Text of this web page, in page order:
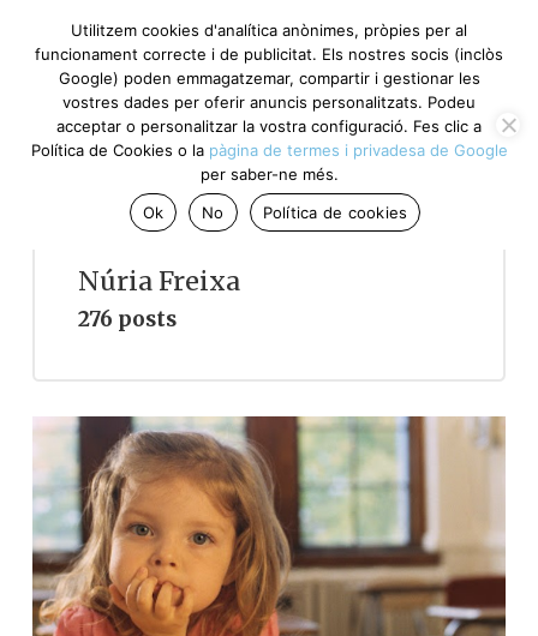
Núria Freixa
276 posts
Utilitzem cookies d'analítica anònimes, pròpies per al
funcionament correcte i de publicitat. Els nostres socis (inclòs
Google) poden emmagatzemar, compartir i gestionar les
vostres dades per oferir anuncis personalitzats. Podeu
acceptar o personalitzar la vostra configuració. Fes clic a
Política de Cookies o la pàgina de termes i privadesa de Google
per saber-ne més.
Ok
No Política de cookies